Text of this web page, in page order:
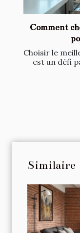
Comment
Choisir le
est un défi
Similaire